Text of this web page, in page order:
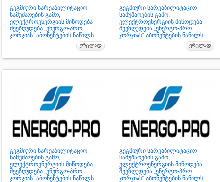
გეგმიური სარეაბილიტაციო
სამუშაოების გამო,
ელექტროენერგიის მიწოდება
შეეზღუდება „ენერგო-პრო
ჯორჯიას“ აბონენტების ნაწილს
გეგმიური სარეაბილიტაციო
სამუშაოების გამო,
ელექტროენერგიის მიწოდება
შეეზღუდება „ენერგო-პრო
ჯორჯიას“ აბონენტების ნაწილს
გეგმიური სარეაბილიტაციო
სამუშაოების გამო,
ელექტროენერგიის მიწოდება
შეეზღუდება „ენერგო-პრო
ჯორჯიას“ აბონენტების ნაწილს
გეგმიური სარეაბილიტაციო
სამუშაოების გამო,
ელექტროენერგიის მიწოდება
შეეზღუდება „ენერგო-პრო
ჯორჯიას“ აბონენტების ნაწილს